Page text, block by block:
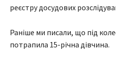
реєстру досудових
Раніше ми писали, що під
потрапила 15-річна дівчина.